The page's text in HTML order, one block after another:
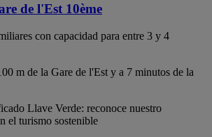
de l'Est 10ème
con capacidad para entre 3 y 4
m de la Gare de l'Est y a 7 minutos de la
Llave Verde: reconoce nuestro
el turismo sostenible